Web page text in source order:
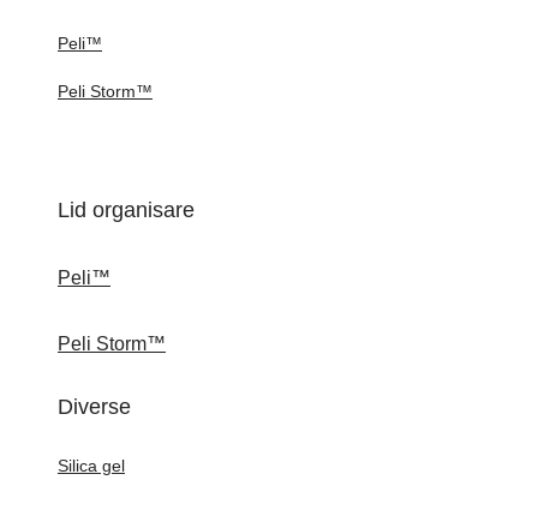
Peli™
Peli Storm™
Lid organisare
Peli™
Peli Storm™
Diverse
Silica gel